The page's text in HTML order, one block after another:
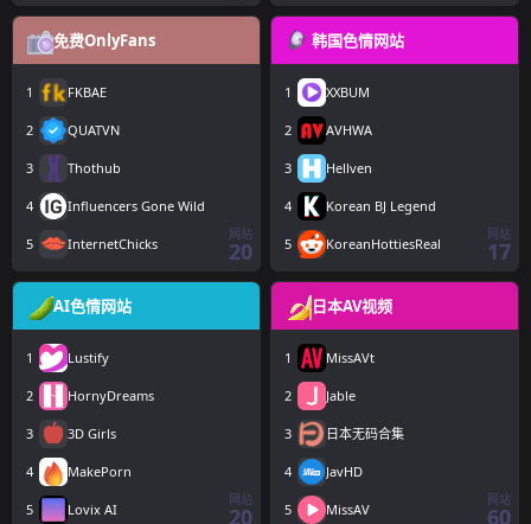
免费OnlyFans
1 FKBAE
2 QUATVN
3 Thothub
4 Influencers Gone Wild
5 InternetChicks
网站
20
韩国色情网站
1 XXBUM
2 AVHWA
3 Hellven
4 Korean BJ Legend
5 KoreanHottiesReal
网站
17
AI色情网站
1 Lustify
2 HornyDreams
3 3D Girls
4 MakePorn
5 Lovix AI
网站
20
日本AV视频
1 MissAVt
2 Jable
3 日本无码合集
4 JavHD
5 MissAV
网站
60